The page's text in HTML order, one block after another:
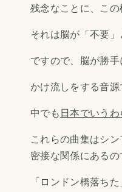
残念なことに、この
それは脳が「不要
ですので、脳が勝
かけ流しをする音
中でも 日本でいう
これらの曲集はシ
密接な関係にある
「ロンドン橋落ち